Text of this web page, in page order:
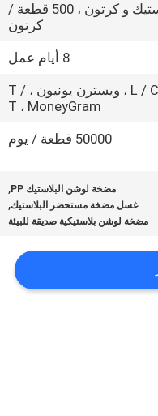
كيس بلاستيك و كرتون ، 500 قطعة /
كرتون
8 أيام عمل
L / C ، D / A ، D / P ، ويسترن يونيون ، T /
T ، MoneyGram
50000 قطعة / يوم
مضخة لوشن البلاستيك PP ,
غسل مضخة مستحضر البلاستيك,
مضخة لوشن بلاستيكية صديقة للبيئة